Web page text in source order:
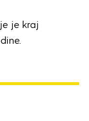
je kraj